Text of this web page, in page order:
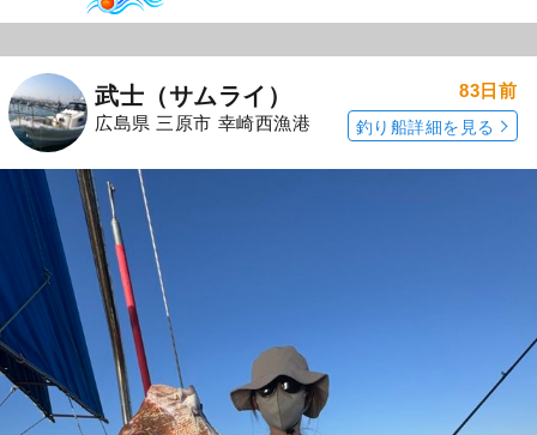
武士（サムライ）
広島県 三原市 幸崎西漁港
83日前
釣り船詳細を見る